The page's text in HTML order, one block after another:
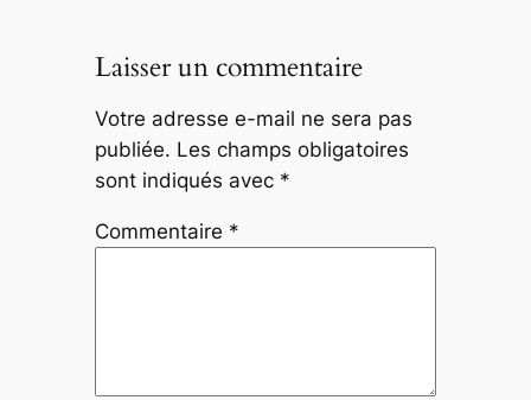
Laisser un commentaire
Votre adresse e-mail ne sera pas
publiée. Les champs obligatoires
sont indiqués avec *
Commentaire *